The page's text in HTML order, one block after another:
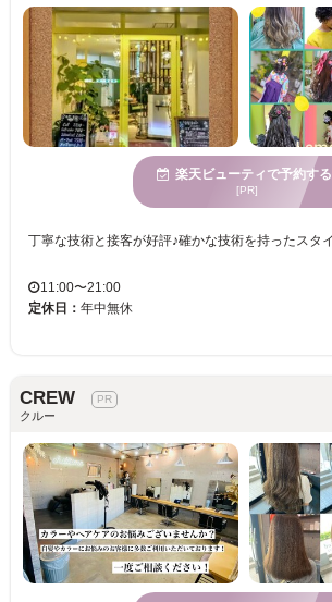
楽天ビューティで予約する
[PR]
11:00〜21:00
定休日： 年中無休
CREW
クルー